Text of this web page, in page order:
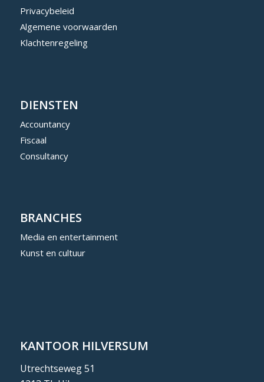
Privacybeleid
Algemene voorwaarden
Klachtenregeling
DIENSTEN
Accountancy
Fiscaal
Consultancy
BRANCHES
Media en entertainment
Kunst en cultuur
KANTOOR HILVERSUM
Utrechtseweg 51